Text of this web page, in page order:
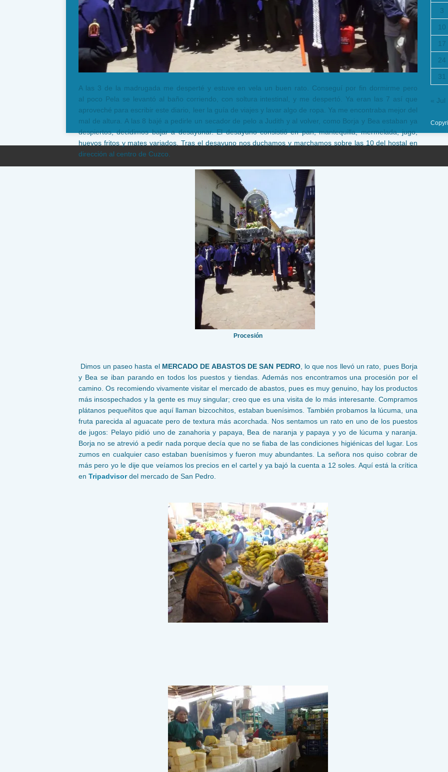
A las 3 de la madrugada me desperté y estuve en vela un buen rato. Conseguí por fin dormirme pero
al poco Pela se levantó al baño corriendo, con soltura intestinal, y me despertó. Ya eran las 7 así que
aproveché para escribir este diario, leer la guía de viajes y lavar algo de ropa. Ya me encontraba mejor del
mal de altura. A las 8 bajé a pedirle un secador de pelo a Judith y al volver, como Borja y Bea estaban ya
despiertos, decidimos bajar a desayunar. El desayuno consistió en pan, mantequilla, mermelada, jugo,
huevos fritos y mates variados. Tras el desayuno nos duchamos y marchamos sobre las 10 del hostal en
dirección al centro de Cuzco.
Procesión
Dimos un paseo hasta el MERCADO DE ABASTOS DE SAN PEDRO, lo que nos llevó un rato, pues Borja
y Bea se iban parando en todos los puestos y tiendas. Además nos encontramos una procesión por el
camino. Os recomiendo vivamente visitar el mercado de abastos, pues es muy genuino, hay los productos
más insospechados y la gente es muy singular; creo que es una visita de lo más interesante. Compramos
plátanos pequeñitos que aquí llaman bizcochitos, estaban buenísimos. También probamos la lúcuma, una
fruta parecida al aguacate pero de textura más acorchada. Nos sentamos un rato en uno de los puestos
de jugos: Pelayo pidió uno de zanahoria y papaya, Bea de naranja y papaya y yo de lúcuma y naranja.
Borja no se atrevió a pedir nada porque decía que no se fiaba de las condiciones higiénicas del lugar. Los
zumos en cualquier caso estaban buenísimos y fueron muy abundantes. La señora nos quiso cobrar de
más pero yo le dije que veíamos los precios en el cartel y ya bajó la cuenta a 12 soles. Aquí está la crítica
en Tripadvisordel mercado de San Pedro.
3
10
17
24
31
« Jul